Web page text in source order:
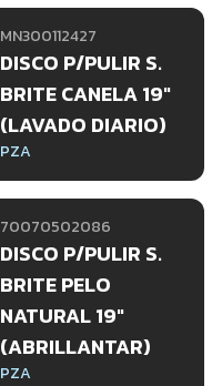
MN300112427
DISCO P/PULIR S.
BRITE CANELA 19"
(LAVADO DIARIO)
PZA
70070502086
DISCO P/PULIR S.
BRITE PELO
NATURAL 19"
(ABRILLANTAR)
PZA